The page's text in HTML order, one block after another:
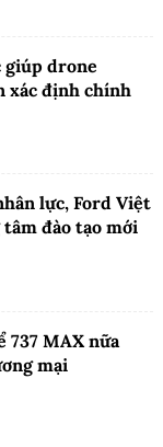
giúp drone
xác định chính
lực, Ford Việt
đào tạo mới
737 MAX nữa
mại